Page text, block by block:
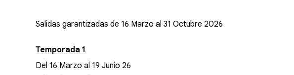
Salidas garantizadas de 16 Marzo al 31 Octubre 2026
Temporada 1
Del 16 Marzo al 19 Junio 26